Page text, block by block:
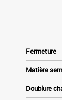
Fermeture
Matière
Doublure